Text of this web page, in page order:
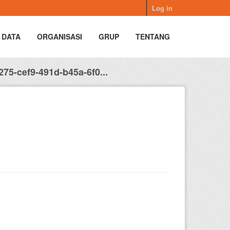
Log in
ORGANISASI GRUP TENTANG
cef9-491d-b45a-6f0...